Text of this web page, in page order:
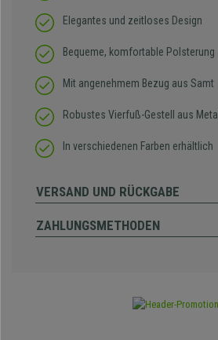
Elegantes und zeitloses Design
Bequeme, komfortable Polsterung
Mit angenehmem Bezug aus Samt
Robustes Vierfuß-Gestell aus Metall
In verschiedenen Farben erhältlich
VERSAND UND RÜCKGABE
ZAHLUNGSMETHODEN